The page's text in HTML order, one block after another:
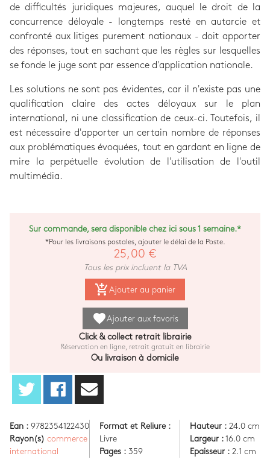
de difficultés juridiques majeures, auquel le droit de la
concurrence déloyale - longtemps resté en autarcie et
confronté aux litiges purement nationaux - doit apporter
des réponses, tout en sachant que les règles sur lesquelles
se fonde le juge sont par essence d'application nationale.
Les solutions ne sont pas évidentes, car il n'existe pas une
qualification claire des actes déloyaux sur le plan
international, ni une classification de ceux-ci. Toutefois, il
est nécessaire d'apporter un certain nombre de réponses
aux problématiques évoquées, tout en gardant en ligne de
mire la perpétuelle évolution de l'utilisation de l'outil
multimédia.
Sur commande, sera disponible chez ici sous 1 semaine.*
*Pour les livraisons postales, ajouter le délai de la Poste.
25,00 €
Tous les prix incluent la TVA
add_shopping_cart Ajouter au panier
favorite Ajouter aux favoris
Click & collect retrait librairie
Réservation en ligne, retrait gratuit en librairie
Ou livraison à domicile
Ean : 9782354122430
Rayon(s) commerce
international
Format et Reliure :
Livre
Pages : 359
Hauteur :24.0 cm
Largeur :16.0 cm
Epaisseur :2.1 cm